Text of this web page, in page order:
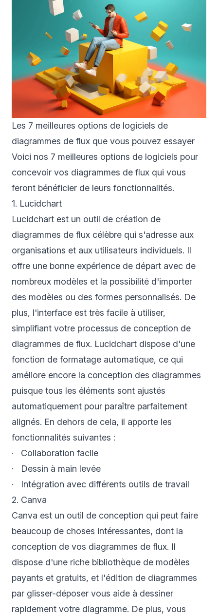
Les 7 meilleures options de logiciels de
diagrammes de flux que vous pouvez essayer
Voici nos 7 meilleures options de logiciels pour
concevoir vos diagrammes de flux qui vous
feront bénéficier de leurs fonctionnalités.
1. Lucidchart
Lucidchart est un outil de création de
diagrammes de flux célèbre qui s'adresse aux
organisations et aux utilisateurs individuels. Il
offre une bonne expérience de départ avec de
nombreux modèles et la possibilité d'importer
des modèles ou des formes personnalisés. De
plus, l'interface est très facile à utiliser,
simplifiant votre processus de conception de
diagrammes de flux. Lucidchart dispose d'une
fonction de formatage automatique, ce qui
améliore encore la conception des diagrammes
puisque tous les éléments sont ajustés
automatiquement pour paraître parfaitement
alignés. En dehors de cela, il apporte les
fonctionnalités suivantes :
· Collaboration facile
· Dessin à main levée
· Intégration avec différents outils de travail
2. Canva
Canva est un outil de conception qui peut faire
beaucoup de choses intéressantes, dont la
conception de vos diagrammes de flux. Il
dispose d'une riche bibliothèque de modèles
payants et gratuits, et l'édition de diagrammes
par glisser-déposer vous aide à dessiner
rapidement votre diagramme. De plus, vous